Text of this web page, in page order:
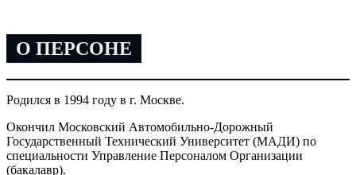
О ПЕРСОНЕ
Родился в 1994 году в г. Москве.
Окончил Московский Автомобильно-Дорожный
Государственный Технический Университет (МАДИ) по
специальности Управление Персоналом Организации
(бакалавр).